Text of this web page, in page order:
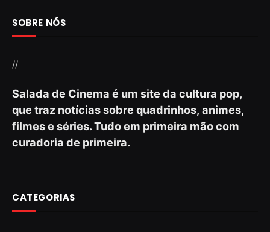
SOBRE NÓS
//
Salada de Cinema é um site da cultura pop,
que traz notícias sobre quadrinhos, animes,
filmes e séries. Tudo em primeira mão com
curadoria de primeira.
CATEGORIAS